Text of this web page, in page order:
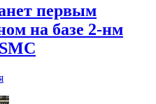
первым
на базе 2-нм